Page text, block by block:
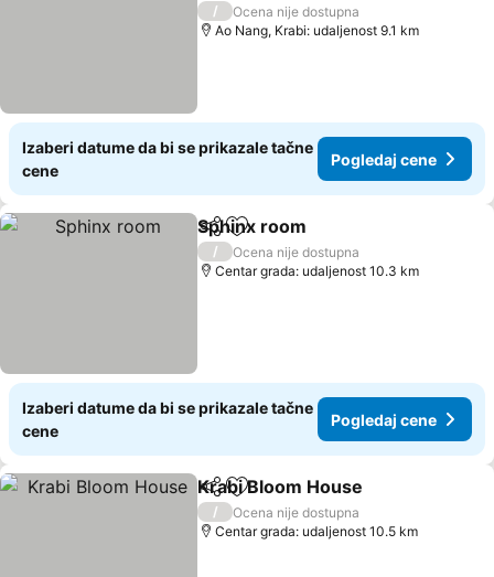
/
Ocena nije dostupna
Ao Nang, Krabi: udaljenost 9.1 km
Izaberi datume da bi se prikazale tačne
cene
Pogledaj cene
Deli Dodati u favorite
Sphinx room
/
Ocena nije dostupna
Centar grada: udaljenost 10.3 km
Izaberi datume da bi se prikazale tačne
cene
Pogledaj cene
Deli Dodati u favorite
Krabi Bloom House
/
Ocena nije dostupna
Centar grada: udaljenost 10.5 km